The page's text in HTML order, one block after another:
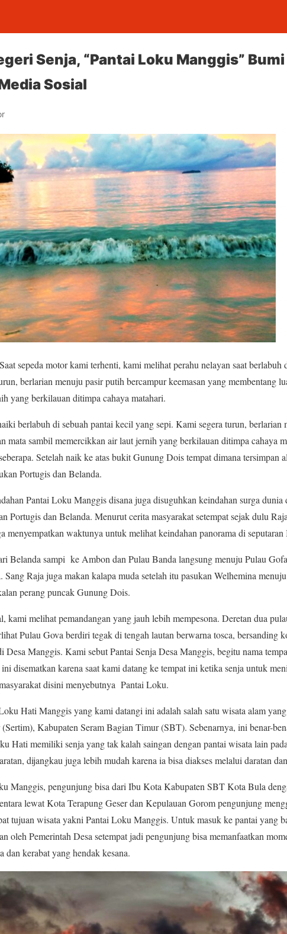
Senja, “Pantai Loku Manggis”
Sosial
Saat sepeda motor kami terhenti, kami melihat perahu nelayan saat berlabuh
berlarian menuju pasir putih bercampur keemasan yang membentang
yang berkilauan ditimpa cahaya matahari.
berlabuh di sebuah pantai kecil yang sepi. Kami segera turun, berlarian
mata sambil memercikkan air laut jernih yang berkilauan ditimpa cahaya
Setelah naik ke atas bukit Gunung Dois tempat dimana tersimpan
Portugis dan Belanda.
Pantai Loku Manggis disana juga disuguhkan keindahan surga
Portugis dan Belanda. Menurut cerita masyarakat setempat sejak dulu
menyempatkan waktunya untuk melihat keindahan panorama di
Belanda sampi ke Ambon dan Pulau Banda langsung menuju Pulau
Sang Raja juga makan kalapa muda setelah itu pasukan Welhemina
perang puncak Gunung Dois.
kami melihat pemandangan yang jauh lebih mempesona. Deretan dua
Pulau Gova berdiri tegak di tengah lautan berwarna tosca, bersanding
Desa Manggis. Kami sebut Pantai Senja Desa Manggis, begitu nama
disematkan karena saat kami datang ke tempat ini ketika senja untuk
disini menyebutnya Pantai Loku.
Hati Manggis yang kami datangi ini adalah salah satu wisata alam
Kabupaten Seram Bagian Timur (SBT). Sebenarnya, ini benar-
Hati memiliki senja yang tak kalah saingan dengan pantai wisata lain
dijangkau juga lebih mudah karena ia bisa diakses melalui daratan
Manggis, pengunjung bisa dari Ibu Kota Kabupaten SBT Kota Bula
lewat Kota Terapung Geser dan Kepulauan Gorom pengunjung
tujuan wisata yakni Pantai Loku Manggis. Untuk masuk ke pantai yang
oleh Pemerintah Desa setempat jadi pengunjung bisa memanfaatkan
dan kerabat yang hendak kesana.